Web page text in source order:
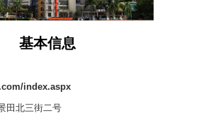
基本信息
index.aspx
田北三街二号